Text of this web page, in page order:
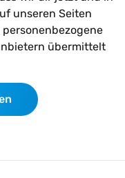
unseren Seiten
übermittelt